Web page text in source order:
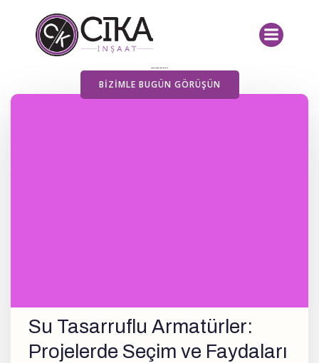
BIZIMLE BUGÜN GÖRÜŞÜN
Yayımlanan Yazılarımız
Su Tasarruflu Armatürler:
Projelerde Seçim ve Faydaları